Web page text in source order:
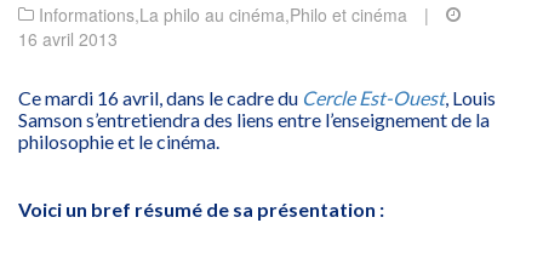
Informations,La philo au cinéma,Philo et cinéma
|
16 avril 2013
Ce mardi 16 avril, dans le cadre du Cercle Est-Ouest, Louis
Samson s’entretiendra des liens entre l’enseignement de la
philosophie et le cinéma.
Voici un bref résumé de sa présentation :